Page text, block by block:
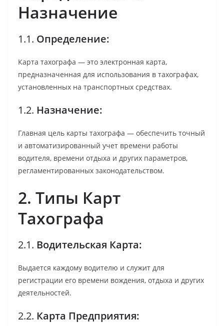
Назначение
1.1. Определение:
Карта тахографа — это электронная карта,
предназначенная для использования в тахографах,
установленных на транспортных средствах.
1.2. Назначение:
Главная цель карты тахографа — обеспечить точный
и автоматизированный учет времени работы
водителя, времени отдыха и других параметров,
регламентированных законодательством.
2. Типы Карт
Тахографа
2.1. Водительская Карта:
Выдается каждому водителю и служит для
регистрации его времени вождения, отдыха и других
деятельностей.
2.2. Карта Предприятия: